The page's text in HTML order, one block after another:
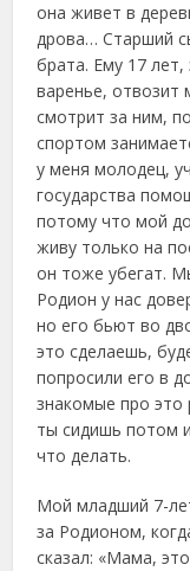
она живет в
дрова… Старший
брата. Ему 17
варенье, отвозит
смотрит за ним,
спортом
у меня молодец,
государства
потому что мой
живу только на
он тоже убегат.
Родион у нас
но его бьют во
это сделаешь,
попросили его в
знакомые про это
ты сидишь потом
что делать.
Мой младший 7-
за Родионом,
сказал: «Мама,